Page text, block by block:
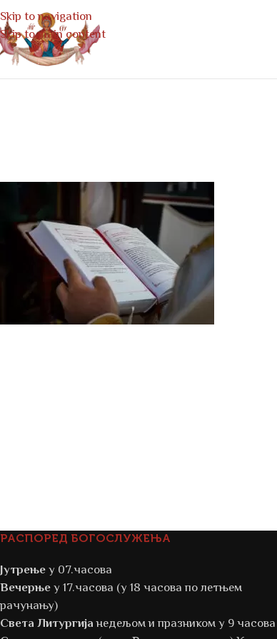
Skip to navigation
Skip to main content
РАСПОРЕД БОГОСЛУЖЕЊА
Јутрење у 07.часова
Вечерње у 17.часова (у 18 часова по летњем
рачунању)
Света Литургија недељом и празником у 9 часова